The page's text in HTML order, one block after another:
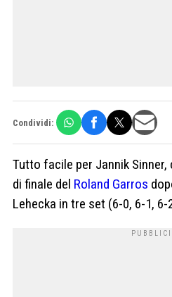
Condividi:
Tutto facile per Jannik
di finale del Roland Garros
Lehecka in tre set (6-0, 6-1, 6-